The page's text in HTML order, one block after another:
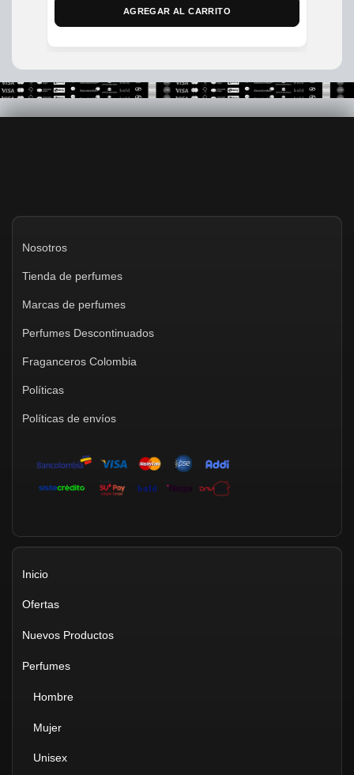
is:
AGREGAR AL CARRITO
Nosotros
Tienda de perfumes
Marcas de perfumes
Perfumes Descontinuados
Fraganceros Colombia
Políticas
Políticas de envíos
Inicio
Ofertas
Nuevos Productos
Perfumes
Hombre
Mujer
Unisex